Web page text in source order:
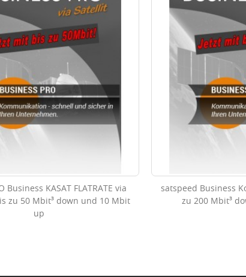
Business KASAT FLATRATE via
zu 50 Mbit³ down und 10 Mbit
up
satspeed Business
zu 200 Mbit³